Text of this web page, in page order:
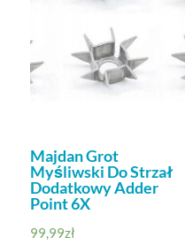
Majdan Grot
Myśliwski Do Strzał
Dodatkowy Adder
Point 6X
99,99zł